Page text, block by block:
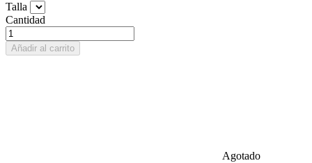
Talla
Cantidad
Añadir al carrito
Agotado